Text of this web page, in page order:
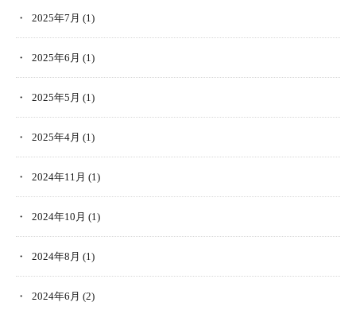
2025年7月 (1)
2025年6月 (1)
2025年5月 (1)
2025年4月 (1)
2024年11月 (1)
2024年10月 (1)
2024年8月 (1)
2024年6月 (2)